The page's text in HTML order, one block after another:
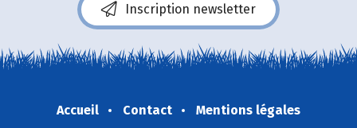
Inscription newsletter
Accueil Contact
Mentions légales